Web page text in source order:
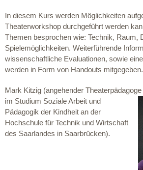
In diesem Kurs werden Möglichkeiten
Theaterworkshop durchgeführt werden
Themen besprochen wie: Technik, Raum,
Spielemöglichkeiten. Weiterführende
wissenschaftliche Evaluationen, sowie
werden in Form von Handouts mitgegeben.
Mark Kitzig (angehender
im Studium Soziale Arbeit und
Pädagogik der Kindheit an der
Hochschule für Technik und Wirtschaft
des Saarlandes in Saarbrücken).